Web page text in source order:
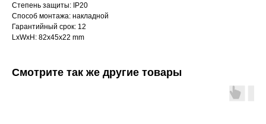
Степень защиты: IP20
Способ монтажа: накладной
Гарантийный срок: 12
LxWxH: 82x45x22 mm
Смотрите так же другие товары